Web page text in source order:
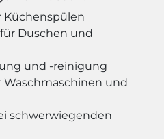
Küchenspülen
Duschen und
und -reinigung
und
schwerwiegenden